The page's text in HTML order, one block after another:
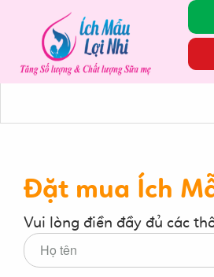
Đặt mua Ích
Vui lòng điền đầy đủ các